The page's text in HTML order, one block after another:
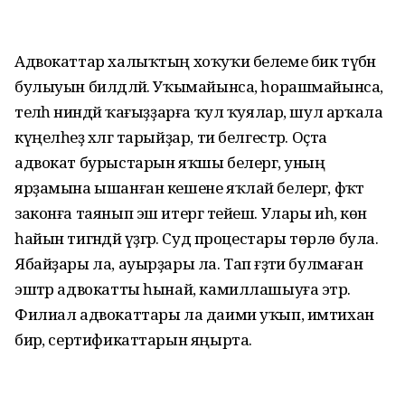
Адвокаттар халыҡтың хоҡуҡи белеме бик түбән
булыуын билдәләй. Уҡымайынса, һорашмайынса,
теләһә ниндәй ҡағыҙҙарға ҡул ҡуялар, шул арҡала
күңелһеҙ хәлгә тарыйҙар, ти белгестәр. Оҫта
адвокат бурыстарын яҡшы белергә, уның
ярҙамына ышанған кешене яҡлай белергә, фәҡәт
законға таянып эш итергә тейеш. Улары иһә, көн
һайын тигәндәй үҙгәрә. Суд процестары төрлө була.
Ябайҙары ла, ауырҙары ла. Тап ғәҙәти булмаған
эштәр адвокатты һынай, камилла­шыуға этәрә.
Филиал адвокаттары ла даими уҡып, имтихан
бирә, сертификаттарын яңырта.